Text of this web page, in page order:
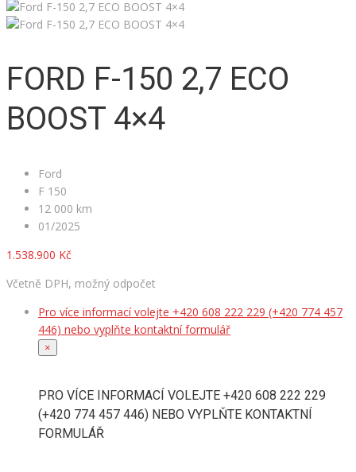
FORD F-150 2,7 ECO
BOOST 4×4
Ford
F 150
12 000 km
01/2025
1.538.900 Kč
Včetně DPH, možný odpočet
Pro více informací volejte +420 608 222 229 (+420 774 457
446) nebo vyplňte kontaktní formulář
×
PRO VÍCE INFORMACÍ VOLEJTE +420 608 222 229
(+420 774 457 446) NEBO VYPLŇTE KONTAKTNÍ
FORMULÁŘ